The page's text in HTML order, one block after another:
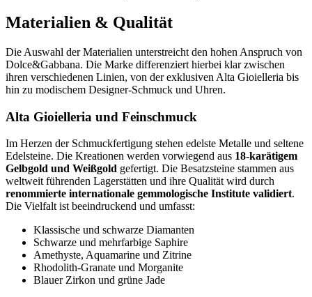
Materialien & Qualität
Die Auswahl der Materialien unterstreicht den hohen Anspruch von
Dolce&Gabbana. Die Marke differenziert hierbei klar zwischen
ihren verschiedenen Linien, von der exklusiven Alta Gioielleria bis
hin zu modischem Designer-Schmuck und Uhren.
Alta Gioielleria und Feinschmuck
Im Herzen der Schmuckfertigung stehen edelste Metalle und seltene
Edelsteine. Die Kreationen werden vorwiegend aus 18-karätigem
Gelbgold und Weißgold gefertigt. Die Besatzsteine stammen aus
weltweit führenden Lagerstätten und ihre Qualität wird durch
renommierte internationale gemmologische Institute validiert.
Die Vielfalt ist beeindruckend und umfasst:
Klassische und schwarze Diamanten
Schwarze und mehrfarbige Saphire
Amethyste, Aquamarine und Zitrine
Rhodolith-Granate und Morganite
Blauer Zirkon und grüne Jade